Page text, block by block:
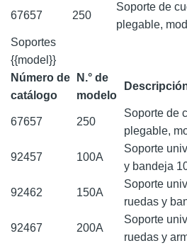
67657 250
Soporte de
plegable,
Soportes
{{model}}
Número de
catálogo
N.° de
modelo
67657 250
Soporte de
plegable,
92457 100A
Soporte
y bandeja
92462 150A
Soporte
ruedas y
92467 200A
Soporte
ruedas y